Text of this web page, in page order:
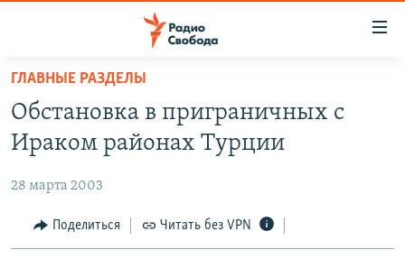
упрощенного
доступа
Вернуться
основному
Вернутся
ПРОГРАММЫ
АВТОРСКИЕ ПРОЕКТЫ
ЦИТАТЫ СВОБОДЫ
МНЕНИЯ
ГЛАВНЫЕ РАЗДЕЛЫ
Обстановка в приграничных с
Ираком районах Турции
28 марта 2003
Поделиться Читать без VPN